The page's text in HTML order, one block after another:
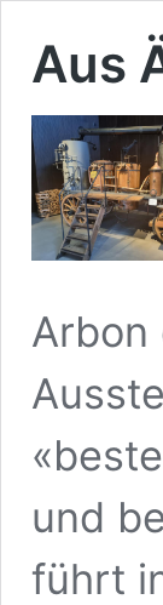
Aus
Arbon
und
führt